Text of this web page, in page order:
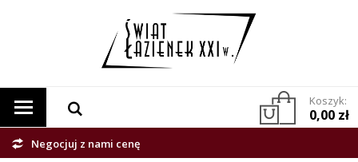
Koszyk:
0,00 zł
Negocjuj z nami cenę